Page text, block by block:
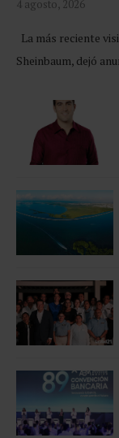
4 agosto, 2026
La más reciente
Sheinbaum, dejó